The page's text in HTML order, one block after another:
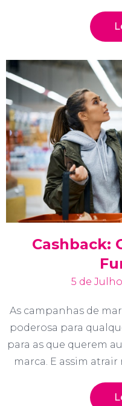
Cashback:
5 de
As campanhas de
poderosa para
para as que querem
marca. E assim